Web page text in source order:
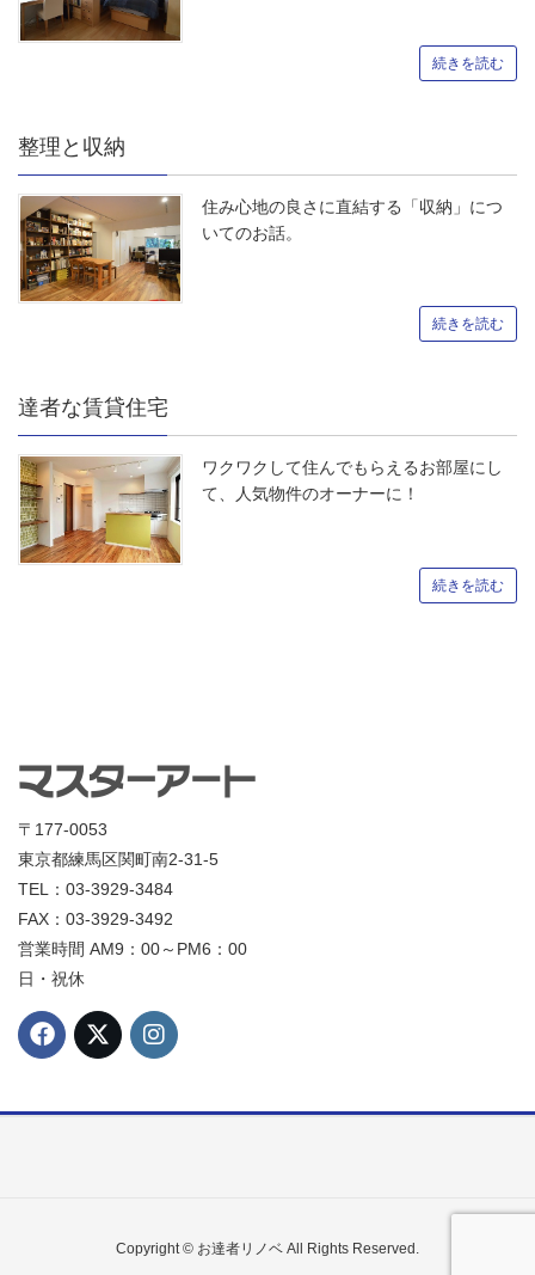
続きを読む
整理と収納
住み心地の良さに直結する「収納」につ
いてのお話。
続きを読む
達者な賃貸住宅
ワクワクして住んでもらえるお部屋にし
て、人気物件のオーナーに！
続きを読む
〒177-0053
東京都練馬区関町南2-31-5
TEL：03-3929-3484
FAX：03-3929-3492
営業時間 AM9：00～PM6：00
日・祝休
Copyright © お達者リノベ All Rights Reserved.